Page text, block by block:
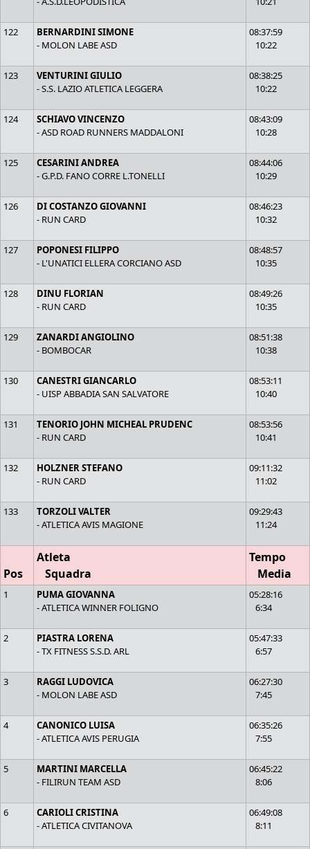
122
BERNARDINI SIMONE
- MOLON LABE ASD
08:37:59
10:22
123
VENTURINI GIULIO
- S.S. LAZIO ATLETICA LEGGERA
08:38:25
10:22
124
SCHIAVO VINCENZO
- ASD ROAD RUNNERS MADDALONI
08:43:09
10:28
125
CESARINI ANDREA
- G.P.D. FANO CORRE L.TONELLI
08:44:06
10:29
126
DI COSTANZO GIOVANNI
- RUN CARD
08:46:23
10:32
127
POPONESI FILIPPO
- L'UNATICI ELLERA CORCIANO ASD
08:48:57
10:35
128
DINU FLORIAN
- RUN CARD
08:49:26
10:35
129
ZANARDI ANGIOLINO
- BOMBOCAR
08:51:38
10:38
130
CANESTRI GIANCARLO
- UISP ABBADIA SAN SALVATORE
08:53:11
10:40
131
TENORIO JOHN MICHEAL PRUDENC
- RUN CARD
08:53:56
10:41
132
HOLZNER STEFANO
- RUN CARD
09:11:32
11:02
133
TORZOLI VALTER
- ATLETICA AVIS MAGIONE
09:29:43
11:24
Pos
Atleta
Squadra
Tempo
Media
1
PUMA GIOVANNA
- ATLETICA WINNER FOLIGNO
05:28:16
6:34
2
PIASTRA LORENA
- TX FITNESS S.S.D. ARL
05:47:33
6:57
3
RAGGI LUDOVICA
- MOLON LABE ASD
06:27:30
7:45
4
CANONICO LUISA
- ATLETICA AVIS PERUGIA
06:35:26
7:55
5
MARTINI MARCELLA
- FILIRUN TEAM ASD
06:45:22
8:06
6
CARIOLI CRISTINA
- ATLETICA CIVITANOVA
06:49:08
8:11